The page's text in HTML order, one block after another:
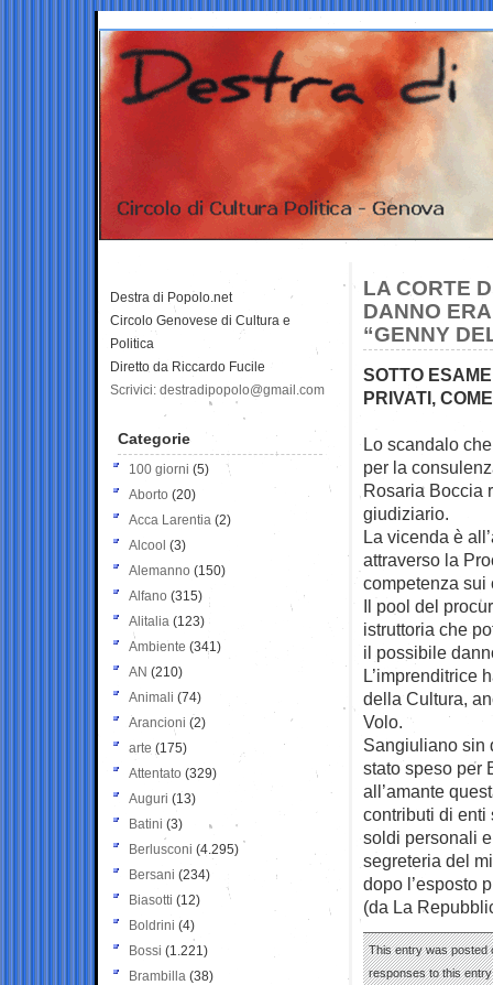
LA CORTE
DANNO
“GENNY
SOTTO
PRIVATI,
Lo scandalo
per la
Rosaria Boccia
giudiziario.
La vicenda è
attraverso la
competenza sui
Il pool del
istruttoria che
il possibile
L’imprenditrice
della Cultura,
Volo.
Sangiuliano sin
stato speso per
all’amante
contributi di enti
soldi personali
segreteria del
dopo l’esposto
(da La
This entry was posted
responses to this
Destra di Popolo.net
Circolo Genovese di Cultura e
Politica
Diretto da Riccardo Fucile
Scrivici: destradipopolo@gmail.com
Categorie
100 giorni (5)
Aborto (20)
Acca Larentia (2)
Alcool (3)
Alemanno (150)
Alfano (315)
Alitalia (123)
Ambiente (341)
AN (210)
Animali (74)
Arancioni (2)
arte (175)
Attentato (329)
Auguri (13)
Batini (3)
Berlusconi (4.295)
Bersani (234)
Biasotti (12)
Boldrini (4)
Bossi (1.221)
Brambilla (38)